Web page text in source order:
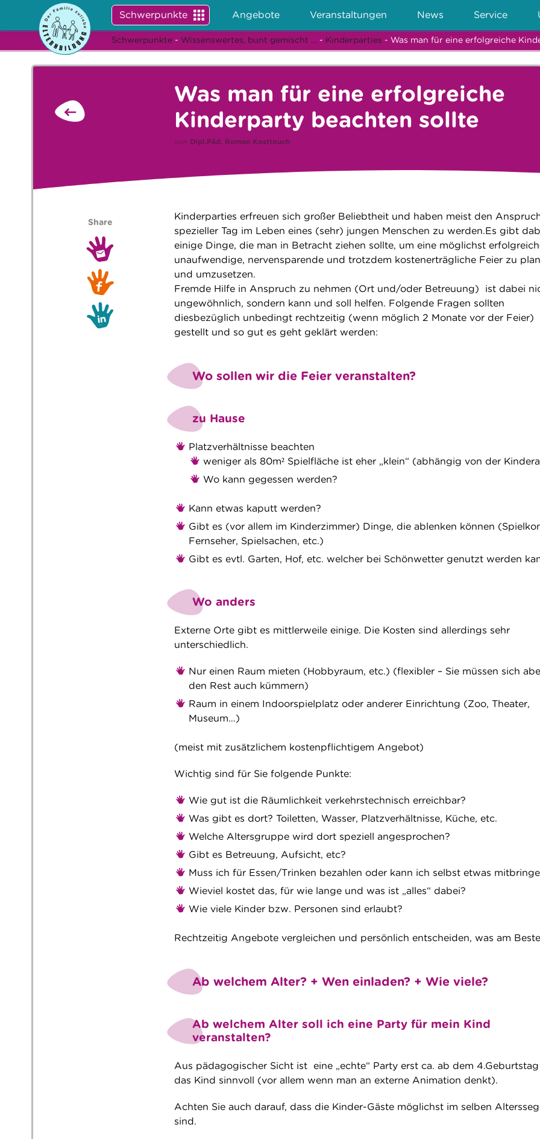
Schwerpunkte Angebote Veranstaltungen News Service
Schwerpunkte - Wissenswertes, bunt gemischt … - Kinderparties - Was man für eine erfolgreiche
Was man für eine erfolgreiche
Kinderparty beachten sollte
von Dipl.Päd. Roman Kosttouch
Kinderparties erfreuen sich großer Beliebtheit und haben meist den
spezieller Tag im Leben eines (sehr) jungen Menschen zu werden.Es gibt
einige Dinge, die man in Betracht ziehen sollte, um eine möglichst
unaufwendige, nervensparende und trotzdem kostenerträgliche Feier zu
und umzusetzen.
Fremde Hilfe in Anspruch zu nehmen (Ort und/oder Betreuung) ist dabei
ungewöhnlich, sondern kann und soll helfen. Folgende Fragen sollten
diesbezüglich unbedingt rechtzeitig (wenn möglich 2 Monate vor der Feier)
gestellt und so gut es geht geklärt werden:
Wo sollen wir die Feier veranstalten?
zu Hause
Platzverhältnisse beachten
weniger als 80m² Spielfläche ist eher „klein“ (abhängig von der
Wo kann gegessen werden?
Kann etwas kaputt werden?
Gibt es (vor allem im Kinderzimmer) Dinge, die ablenken können
Fernseher, Spielsachen, etc.)
Gibt es evtl. Garten, Hof, etc. welcher bei Schönwetter genutzt werden
Wo anders
Externe Orte gibt es mittlerweile einige. Die Kosten sind allerdings sehr
unterschiedlich.
Nur einen Raum mieten (Hobbyraum, etc.) (flexibler – Sie müssen sich
den Rest auch kümmern)
Raum in einem Indoorspielplatz oder anderer Einrichtung (Zoo, Theater,
Museum…)
(meist mit zusätzlichem kostenpflichtigem Angebot)
Wichtig sind für Sie folgende Punkte:
Wie gut ist die Räumlichkeit verkehrstechnisch erreichbar?
Was gibt es dort? Toiletten, Wasser, Platzverhältnisse, Küche, etc.
Welche Altersgruppe wird dort speziell angesprochen?
Gibt es Betreuung, Aufsicht, etc?
Muss ich für Essen/Trinken bezahlen oder kann ich selbst etwas
Wieviel kostet das, für wie lange und was ist „alles“ dabei?
Wie viele Kinder bzw. Personen sind erlaubt?
Rechtzeitig Angebote vergleichen und persönlich entscheiden, was am
Ab welchem Alter? + Wen einladen? + Wie viele?
Ab welchem Alter soll ich eine Party für mein Kind
veranstalten?
Aus pädagogischer Sicht ist eine „echte“ Party erst ca. ab dem
das Kind sinnvoll (vor allem wenn man an externe Animation denkt).
Achten Sie auch darauf, dass die Kinder-Gäste möglichst im selben
sind.
Share